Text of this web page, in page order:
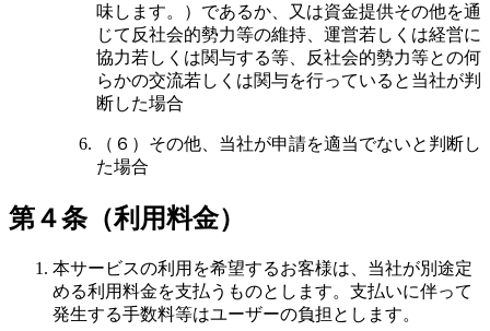
味します。）であるか、又は資金提供その他を通
じて反社会的勢力等の維持、運営若しくは経営に
協力若しくは関与する等、反社会的勢力等との何
らかの交流若しくは関与を行っていると当社が判
断した場合
（６）その他、当社が申請を適当でないと判断し
た場合
第４条（利用料金）
本サービスの利用を希望するお客様は、当社が別途定
める利用料金を支払うものとします。支払いに伴って
発生する手数料等はユーザーの負担とします。